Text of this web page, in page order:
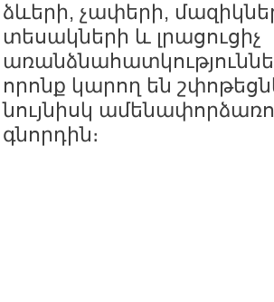
ձևերի, չափերի,
տեսակների և լրացուցիչ
որոնք կարող են
նույնիսկ
գնորդին։